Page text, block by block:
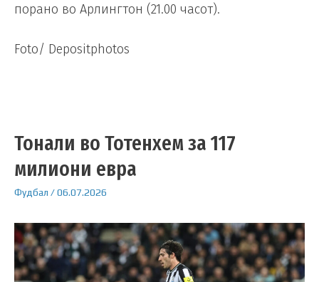
порано во Арлингтон (21.00 часот).
Foto/ Depositphotos
Тонали во Тотенхем за 117
милиони евра
Фудбал /06.07.2026